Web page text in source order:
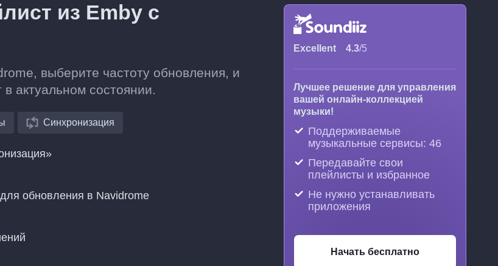
из Emby с
выберите частоту обновления, и
актуальном состоянии.
Синхронизация
обновления в Navidrome
Excellent 4.3/5
Лучшее решение для управления
вашей онлайн-коллекцией
музыки!
Поддерживаемые
музыкальные сервисы: 46
Передавайте свои
плейлисты и избранное
Не нужно устанавливать
приложения
Начать бесплатно